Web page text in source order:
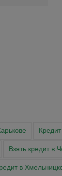
Взять кредит в
в